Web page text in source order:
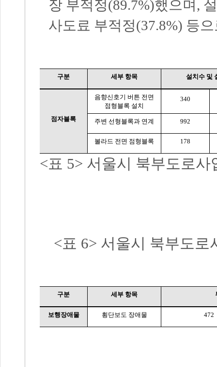
장 부적정(89.7%)했으며 ,
사도료 부적정(37.8%) 등
구분 세부 항목 설치수 및
점자블록
음향신호기 버튼 전면
점형블록 설치
340
주변 선형블록과 연계 992
볼라드 전면 점형블록 178
<표 5> 서울시 북부도로사
<표 6> 서울시 북부도로
구분 세부 항목
보행장애물 횡단보도 장애물 472